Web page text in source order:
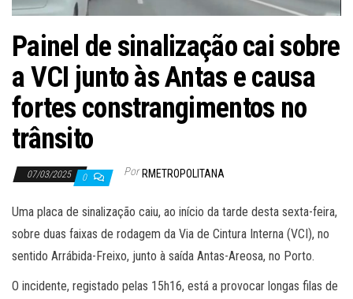
Painel de sinalização cai sobre
a VCI junto às Antas e causa
fortes constrangimentos no
trânsito
07/03/2025 0 Por RMETROPOLITANA
Uma placa de sinalização caiu, ao início da tarde desta sexta-feira,
sobre duas faixas de rodagem da Via de Cintura Interna (VCI), no
sentido Arrábida-Freixo, junto à saída Antas-Areosa, no Porto.
O incidente, registado pelas 15h16, está a provocar longas filas de